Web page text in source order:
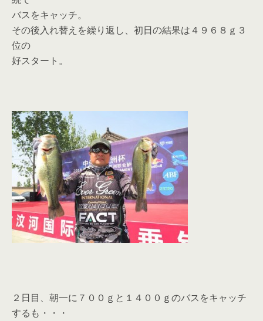
バスをキャッチ。
その後入れ替えを繰り返し、初日の結果は４９６８ｇ３
位の
好スタート。
２日目、朝一に７００ｇと１４００ｇのバスをキャッチ
するも・・・